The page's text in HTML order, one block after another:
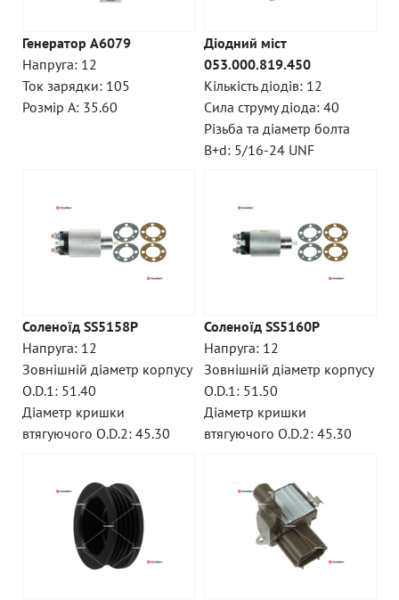
Генератор A6079
Напруга: 12
Ток зарядки: 105
Розмір A: 35.60
Діодний міст
053.000.819.450
Кількість діодів: 12
Сила струму діода: 40
Різьба та діаметр болта
B+d: 5/16-24 UNF
Соленоїд SS5158P
Напруга: 12
Зовнішній діаметр корпусу
O.D.1: 51.40
Діаметр кришки
втягуючого O.D.2: 45.30
Соленоїд SS5160P
Напруга: 12
Зовнішній діаметр корпусу
O.D.1: 51.50
Діаметр кришки
втягуючого O.D.2: 45.30